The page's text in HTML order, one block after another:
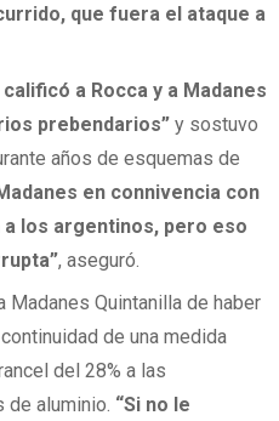
que fuera el ataque a
a Rocca y a Madanes
prebendarios” y sostuvo
años de esquemas de
en connivencia con
los argentinos, pero eso
, aseguró.
Madanes Quintanilla de haber
de una medida
del 28% a las
de aluminio. “Si no le